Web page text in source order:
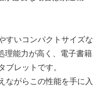
すいコンパクトサイズな
理能力が高く、電子書籍
ブレットです。
ながらこの性能を手に入